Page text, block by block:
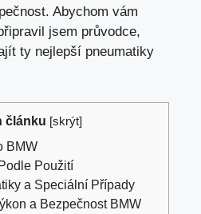
Abychom vám
jsem průvodce,
ty nejlepší pneumatiky
článku [skrýt]
BMW
Použití
a Speciální Případy
a Bezpečnost BMW